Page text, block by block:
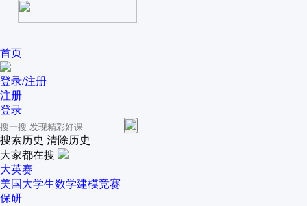
首页
登录/注册
注册
登录
搜索历史 清除历史
大家都在搜
大英赛
美国大学生数学建模竞赛
保研